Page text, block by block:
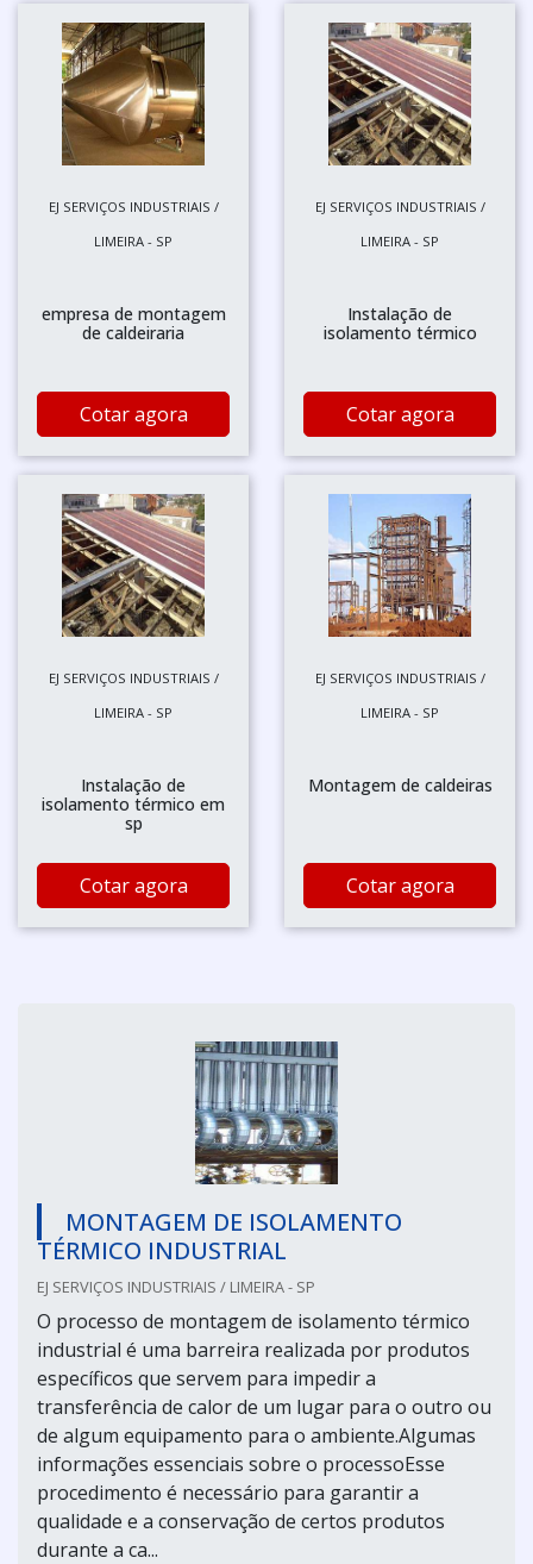
EJ SERVIÇOS INDUSTRIAIS /
LIMEIRA - SP
empresa de montagem
de caldeiraria
Cotar agora
EJ SERVIÇOS INDUSTRIAIS /
LIMEIRA - SP
Instalação de
isolamento térmico
Cotar agora
EJ SERVIÇOS INDUSTRIAIS /
LIMEIRA - SP
Instalação de
isolamento térmico em
sp
Cotar agora
EJ SERVIÇOS INDUSTRIAIS /
LIMEIRA - SP
Montagem de caldeiras
Cotar agora
MONTAGEM DE ISOLAMENTO
TÉRMICO INDUSTRIAL
EJ SERVIÇOS INDUSTRIAIS / LIMEIRA - SP
O processo de montagem de isolamento térmico
industrial é uma barreira realizada por produtos
específicos que servem para impedir a
transferência de calor de um lugar para o outro ou
de algum equipamento para o ambiente.Algumas
informações essenciais sobre o processoEsse
procedimento é necessário para garantir a
qualidade e a conservação de certos produtos
durante a ca...